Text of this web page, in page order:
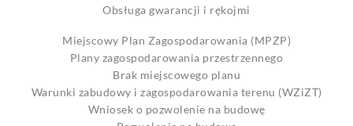
Obsługa gwarancji i rękojmi
Miejscowy Plan Zagospodarowania (MPZP)
Plany zagospodarowania przestrzennego
Brak miejscowego planu
Warunki zabudowy i zagospodarowania terenu (WZiZT)
Wniosek o pozwolenie na budowę